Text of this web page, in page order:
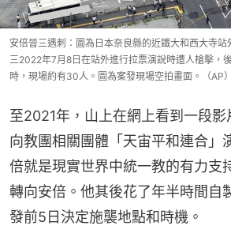
安倍晉三遇刺：圖為日本奈良縣的近鐵大和西大寺
三2022年7月8日在站外進行拉票演說時遭人槍擊，
時，現場約有30人。圖為案發現場空拍畫面。（AP）
至2021年，山上在網上看到一段
向教團相關團體「天宙平和連合」
倍就是現實世界中統一教的有力支
轉向安倍。他其後花了年半時間自
發前5日決定施襲地點和時機。